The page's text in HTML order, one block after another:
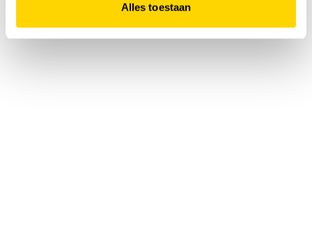
Alles toestaan